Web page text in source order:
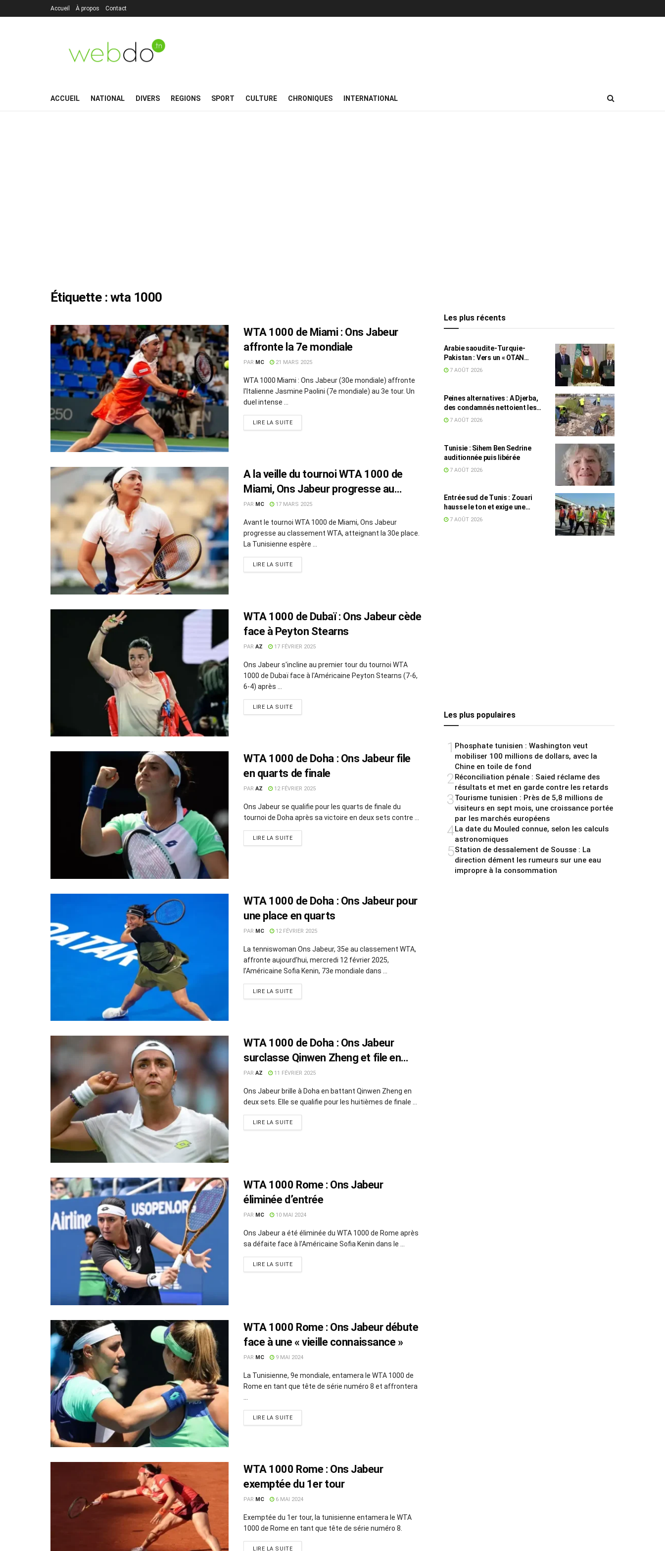
Accueil À propos Contact
ACCUEIL NATIONAL DIVERS REGIONS SPORT CULTURE CHRONIQUES INTERNATIONAL
Étiquette : wta 1000
WTA 1000 de Miami : Ons Jabeur
affronte la 7e mondiale
PAR MC 21 MARS 2025
WTA 1000 Miami : Ons Jabeur (30e mondiale) affronte
l'Italienne Jasmine Paolini (7e mondiale) au 3e tour. Un
duel intense ...
LIRE LA SUITE
A la veille du tournoi WTA 1000 de
Miami, Ons Jabeur progresse au
classement WTA
PAR MC 17 MARS 2025
Avant le tournoi WTA 1000 de Miami, Ons Jabeur
progresse au classement WTA, atteignant la 30e place.
La Tunisienne espère ...
LIRE LA SUITE
WTA 1000 de Dubaï : Ons Jabeur cède
face à Peyton Stearns
PAR AZ 17 FÉVRIER 2025
Ons Jabeur s'incline au premier tour du tournoi WTA
1000 de Dubaï face à l'Américaine Peyton Stearns (7-6,
6-4) après ...
LIRE LA SUITE
WTA 1000 de Doha : Ons Jabeur file
en quarts de finale
PAR AZ 12 FÉVRIER 2025
Ons Jabeur se qualifie pour les quarts de finale du
tournoi de Doha après sa victoire en deux sets contre ...
LIRE LA SUITE
WTA 1000 de Doha : Ons Jabeur pour
une place en quarts
PAR MC 12 FÉVRIER 2025
La tenniswoman Ons Jabeur, 35e au classement WTA,
affronte aujourd’hui, mercredi 12 février 2025,
l’Américaine Sofia Kenin, 73e mondiale dans ...
LIRE LA SUITE
WTA 1000 de Doha : Ons Jabeur
surclasse Qinwen Zheng et file en
huitièmes
PAR AZ 11 FÉVRIER 2025
Ons Jabeur brille à Doha en battant Qinwen Zheng en
deux sets. Elle se qualifie pour les huitièmes de finale ...
LIRE LA SUITE
WTA 1000 Rome : Ons Jabeur
éliminée d’entrée
PAR MC 10 MAI 2024
Ons Jabeur a été éliminée du WTA 1000 de Rome après
sa défaite face à l’Américaine Sofia Kenin dans le ...
LIRE LA SUITE
WTA 1000 Rome : Ons Jabeur débute
face à une « vieille connaissance »
PAR MC 9 MAI 2024
La Tunisienne, 9e mondiale, entamera le WTA 1000 de
Rome en tant que tête de série numéro 8 et affrontera
LIRE LA SUITE
WTA 1000 Rome : Ons Jabeur
exemptée du 1er tour
PAR MC 6 MAI 2024
Exemptée du 1er tour, la tunisienne entamera le WTA
1000 de Rome en tant que tête de série numéro 8.
LIRE LA SUITE
Les plus récents
Arabie saoudite-Turquie-
Pakistan : Vers un « OTAN
islamique » ?
7 AOÛT 2026
Peines alternatives : A Djerba,
des condamnés nettoient les
plages
7 AOÛT 2026
Tunisie : Sihem Ben Sedrine
auditionnée puis libérée
7 AOÛT 2026
Entrée sud de Tunis : Zouari
hausse le ton et exige une
accélération des travaux
7 AOÛT 2026
Les plus populaires
1 Phosphate tunisien : Washington veut
mobiliser 100 millions de dollars, avec la
Chine en toile de fond
2Réconciliation pénale : Saied réclame des
résultats et met en garde contre les retards
3Tourisme tunisien : Près de 5,8 millions de
visiteurs en sept mois, une croissance portée
par les marchés européens
4La date du Mouled connue, selon les calculs
astronomiques
5Station de dessalement de Sousse : La
direction dément les rumeurs sur une eau
impropre à la consommation